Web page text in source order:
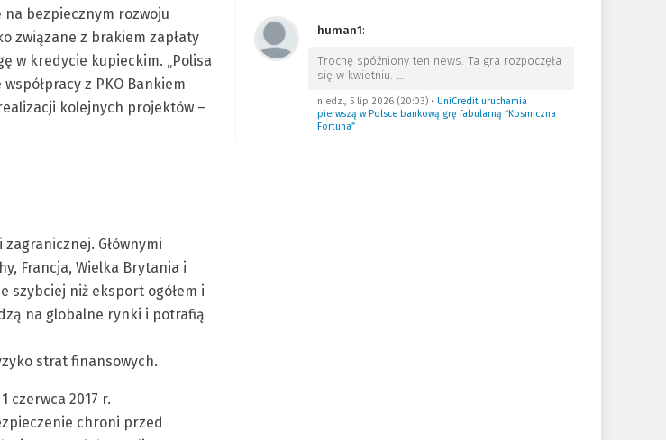
bezpiecznym rozwoju
związane z brakiem zapłaty
w kredycie kupieckim. „Polisa
z PKO Bankiem
kolejnych projektów –
Głównymi
Francja, Wielka Brytania i
szybciej niż eksport ogółem i
na globalne rynki i potrafią
strat finansowych.
czerwca 2017 r.
chroni przed
human1:
Trochę spóźniony ten news. Ta gra rozpoczęła
się w kwietniu. …
niedz., 5 lip 2026 (20:03)• UniCredit uruchamia
pierwszą w Polsce bankową grę fabularną “Kosmiczna
Fortuna”